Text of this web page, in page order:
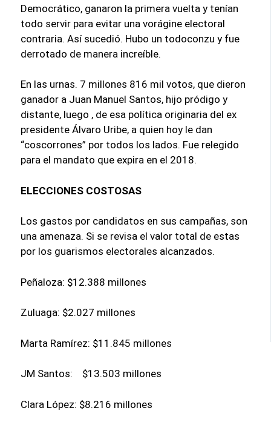
Democrático, ganaron la primera vuelta y tenían
todo servir para evitar una vorágine electoral
contraria. Así sucedió. Hubo un todoconzu y fue
derrotado de manera increíble.
En las urnas. 7 millones 816 mil votos, que dieron
ganador a Juan Manuel Santos, hijo pródigo y
distante, luego , de esa política originaria del ex
presidente Álvaro Uribe, a quien hoy le dan
“coscorrones” por todos los lados. Fue relegido
para el mandato que expira en el 2018.
ELECCIONES COSTOSAS
Los gastos por candidatos en sus campañas, son
una amenaza. Si se revisa el valor total de estas
por los guarismos electorales alcanzados.
Peñaloza: $12.388 millones
Zuluaga: $2.027 millones
Marta Ramírez: $11.845 millones
JM Santos: $13.503 millones
Clara López: $8.216 millones